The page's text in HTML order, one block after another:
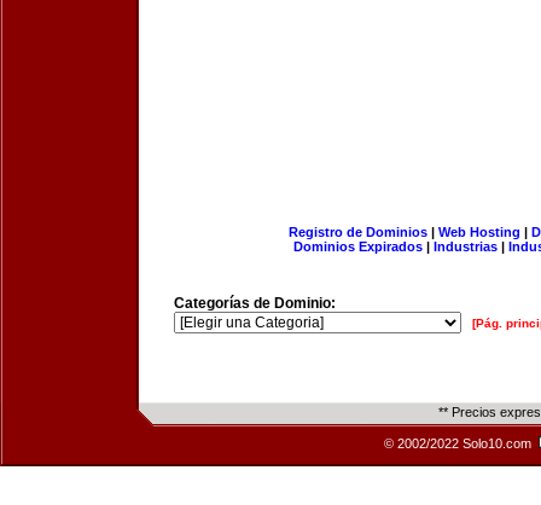
Registro de Dominios| Web Hosting |
Dominios Expirados | Industrias |
Categorías de Dominio:
[Pág.
** Precios
© 2002/2022 Solo10.com